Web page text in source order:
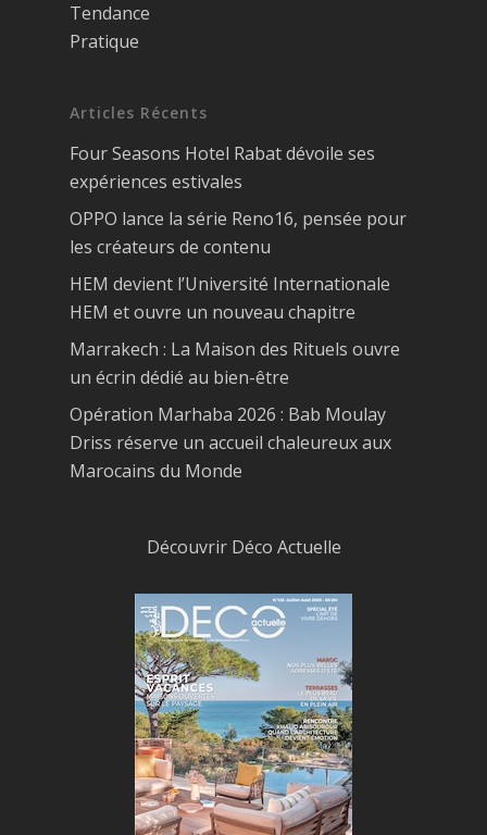
Tendance
Pratique
Articles Récents
Four Seasons Hotel Rabat dévoile ses
expériences estivales
OPPO lance la série Reno16, pensée pour
les créateurs de contenu
HEM devient l’Université Internationale
HEM et ouvre un nouveau chapitre
Marrakech : La Maison des Rituels ouvre
un écrin dédié au bien-être
Opération Marhaba 2026 : Bab Moulay
Driss réserve un accueil chaleureux aux
Marocains du Monde
Découvrir Déco Actuelle